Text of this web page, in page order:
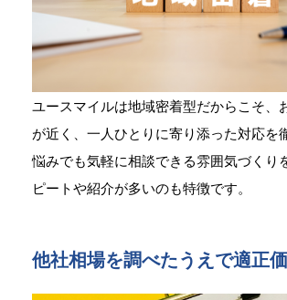
ユースマイルは地域密着型だからこそ、
が近く、一人ひとりに寄り添った対応を
悩みでも気軽に相談できる雰囲気づくり
ピートや紹介が多いのも特徴です。
他社相場を調べたうえで適正